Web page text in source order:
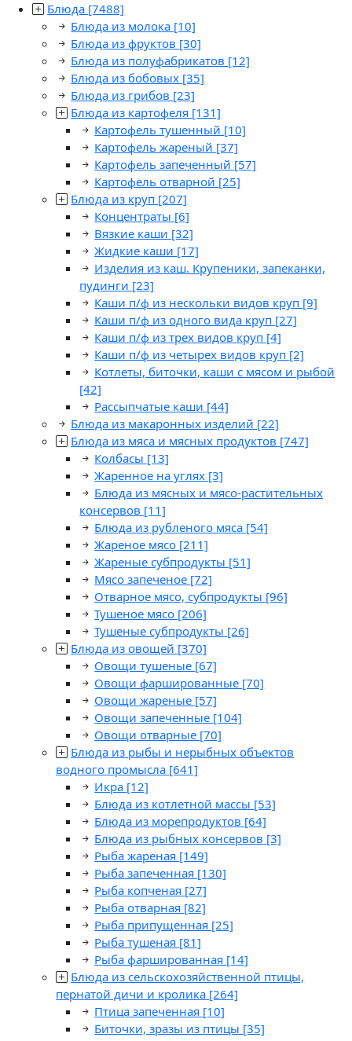
Блюда [7488]
Блюда из молока [10]
Блюда из фруктов [30]
Блюда из полуфабрикатов [12]
Блюда из бобовых [35]
Блюда из грибов [23]
Блюда из картофеля [131]
Картофель тушенный [10]
Картофель жареный [37]
Картофель запеченный [57]
Картофель отварной [25]
Блюда из круп [207]
Концентраты [6]
Вязкие каши [32]
Жидкие каши [17]
Изделия из каш. Крупеники, запеканки,
пудинги [23]
Каши п/ф из нескольки видов круп [9]
Каши п/ф из одного вида круп [27]
Каши п/ф из трех видов круп [4]
Каши п/ф из четырех видов круп [2]
Котлеты, биточки, каши с мясом и рыбой
[42]
Рассыпчатые каши [44]
Блюда из макаронных изделий [22]
Блюда из мяса и мясных продуктов [747]
Колбасы [13]
Жаренное на углях [3]
Блюда из мясных и мясо-растительных
консервов [11]
Блюда из рубленого мяса [54]
Жареное мясо [211]
Жареные субпродукты [51]
Мясо запеченое [72]
Отварное мясо, субпродукты [96]
Тушеное мясо [206]
Тушеные субпродукты [26]
Блюда из овощей [370]
Овощи тушеные [67]
Овощи фаршированные [70]
Овощи жареные [57]
Овощи запеченные [104]
Овощи отварные [70]
Блюда из рыбы и нерыбных объектов
водного промысла [641]
Икра [12]
Блюда из котлетной массы [53]
Блюда из морепродуктов [64]
Блюда из рыбных консервов [3]
Рыба жареная [149]
Рыба запеченная [130]
Рыба копченая [27]
Рыба отварная [82]
Рыба припущенная [25]
Рыба тушеная [81]
Рыба фаршированная [14]
Блюда из сельскохозяйственной птицы,
пернатой дичи и кролика [264]
Птица запеченная [10]
Биточки, зразы из птицы [35]